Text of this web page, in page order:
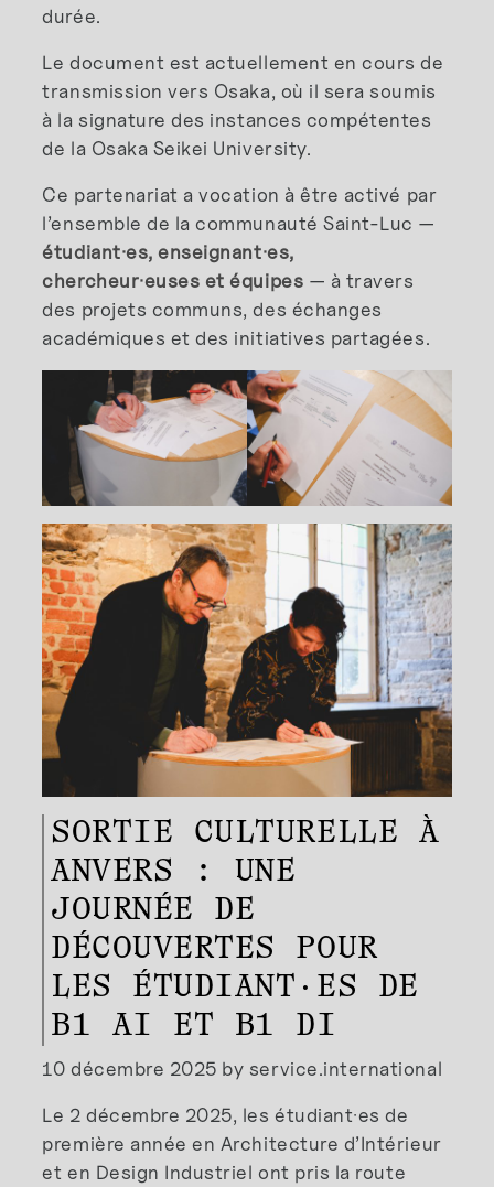
durée.
Le document est actuellement en cours de
transmission vers Osaka, où il sera soumis
à la signature des instances compétentes
de la Osaka Seikei University.
Ce partenariat a vocation à être activé par
l’ensemble de la communauté Saint-Luc —
étudiant·es, enseignant·es,
chercheur·euses et équipes — à travers
des projets communs, des échanges
académiques et des initiatives partagées.
SORTIE CULTURELLE À
ANVERS : UNE
JOURNÉE DE
DÉCOUVERTES POUR
LES ÉTUDIANT·ES DE
B1 AI ET B1 DI
10 décembre 2025 by service.international
Le 2 décembre 2025, les étudiant·es de
première année en Architecture d’Intérieur
et en Design Industriel ont pris la route